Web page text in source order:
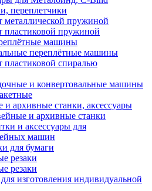
переплетчики
металлической пружиной
пластиковой пружиной
машины
переплётные машины
пластиковой спиралью
и конвертовальные машины
архивные станки, аксессуары
и архивные станки
и аксессуары для
машин
для бумаги
резаки
резаки
изготовления индивидуальной